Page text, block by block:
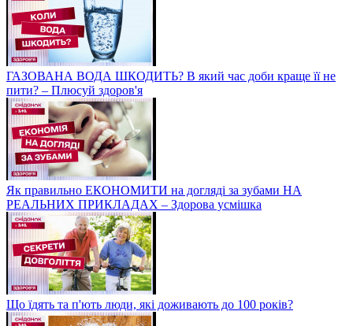
ГАЗОВАНА ВОДА ШКОДИТЬ? В який час доби краще її не
пити? – Плюсуй здоров'я
Як правильно ЕКОНОМИТИ на догляді за зубами НА
РЕАЛЬНИХ ПРИКЛАДАХ – Здорова усмішка
Що їдять та п'ють люди, які доживають до 100 років?